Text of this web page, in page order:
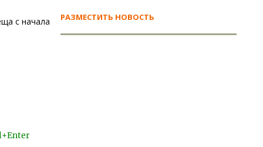
с начала
РАЗМЕСТИТЬ НОВОСТЬ